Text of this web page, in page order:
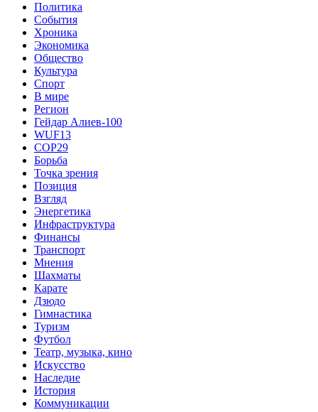
Политика
События
Хроника
Экономика
Общество
Культура
Спорт
В мире
Регион
Гейдар Алиев-100
WUF13
COP29
Борьба
Точка зрения
Позиция
Взгляд
Энергетика
Инфраструктура
Финансы
Транспорт
Мнения
Шахматы
Карате
Дзюдо
Гимнастика
Туризм
Футбол
Театр, музыка, кино
Искусство
Наследие
История
Коммуникации